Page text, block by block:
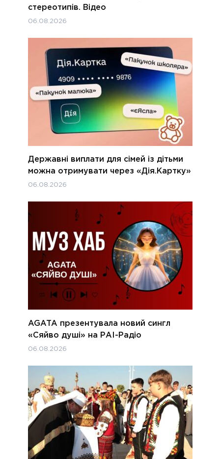
стереотипів. Відео
06.08.2026
Державні виплати для сімей із дітьми
можна отримувати через «Дія.Картку»
06.08.2026
AGATA презентувала новий сингл
«Сяйво душі» на РАІ-Радіо
06.08.2026